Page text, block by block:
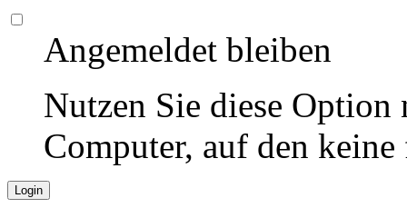
Angemeldet bleiben
Nutzen Sie diese
Computer, auf den